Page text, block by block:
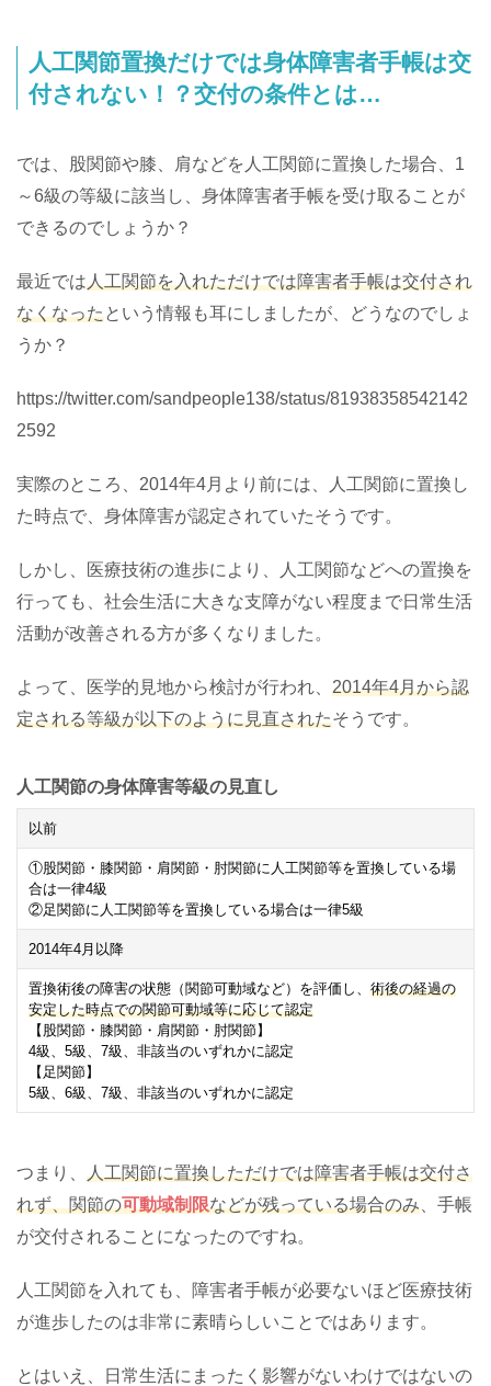
人工関節置換だけでは身体障害者手帳は交
付されない！？交付の条件とは…
では、股関節や膝、肩などを人工関節に置換した場合、1
～6級の等級に該当し、身体障害者手帳を受け取ることが
できるのでしょうか？
最近では人工関節を入れただけでは障害者手帳は交付され
なくなったという情報も耳にしましたが、どうなのでしょ
うか？
https://twitter.com/sandpeople138/status/81938358542142
2592
実際のところ、2014年4月より前には、人工関節に置換し
た時点で、身体障害が認定されていたそうです。
しかし、医療技術の進歩により、人工関節などへの置換を
行っても、社会生活に大きな支障がない程度まで日常生活
活動が改善される方が多くなりました。
よって、医学的見地から検討が行われ、 2014年4月から認
定される等級が以下のように見直されたそうです。
人工関節の身体障害等級の見直し
以前
①股関節・膝関節・肩関節・肘関節に人工関節等を置換している場
合は一律4級
②足関節に人工関節等を置換している場合は一律5級
2014年4 月以降
置換術後の障害の状態（関節可動域など）を評価し、 術後の経過の
安定した時点での関節可動域等に応じて認定
【股関節・膝関節・肩関節・肘関節】
4級、 5級、 7級、非該当のいずれかに認定
【足関節】
5級、 6級、 7級、非該当のいずれかに認定
つまり、 人工関節に置換しただけでは障害者手帳は交付さ
れず、関節の可動域制限などが残っている場合のみ 、手帳
が交付されることになったのですね。
人工関節を入れても、障害者手帳が必要ないほど医療技術
が進歩したのは非常に素晴らしいことではあります。
とはいえ、日常生活にまったく影響がないわけではないの